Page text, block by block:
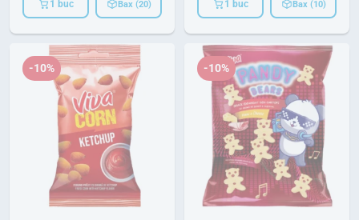
1 buc Bax (20) 1 buc Bax (10)
-10% -10%